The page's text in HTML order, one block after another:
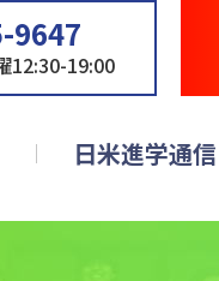
日米進学通信
9647
12:30-19:00